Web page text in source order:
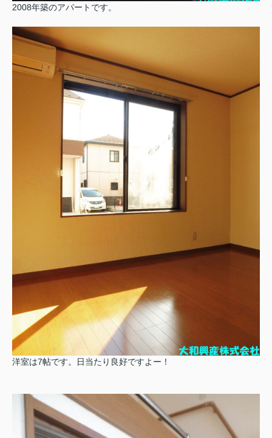
2008年築のアパートです。
洋室は7帖です。日当たり良好ですよー！